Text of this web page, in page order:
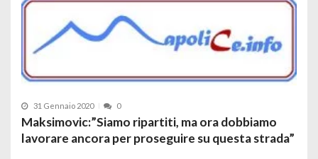
31 Gennaio 2020 0
Maksimovic:”Siamo ripartiti, ma ora dobbiamo
lavorare ancora per proseguire su questa strada”